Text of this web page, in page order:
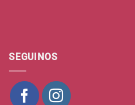
SEGUINOS